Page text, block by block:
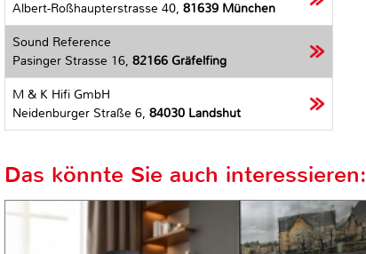
Albert-Roßhaupterstrasse 40, 81639 München
Sound Reference
Pasinger Strasse 16, 82166 Gräfelfing
M & K Hifi GmbH
Neidenburger Straße 6, 84030 Landshut
Das könnte Sie auch interessieren: